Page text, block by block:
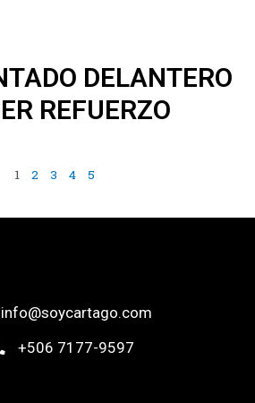
DELANTERO
REFUERZO
1 2 3 4 5
info@soycartago.com
+506 7177-9597